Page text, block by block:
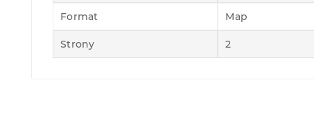
Format Map
Strony 2